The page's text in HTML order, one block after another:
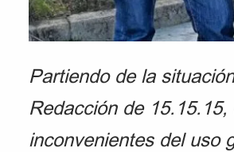
Partiendo de la
Redacción de
inconvenientes del uso